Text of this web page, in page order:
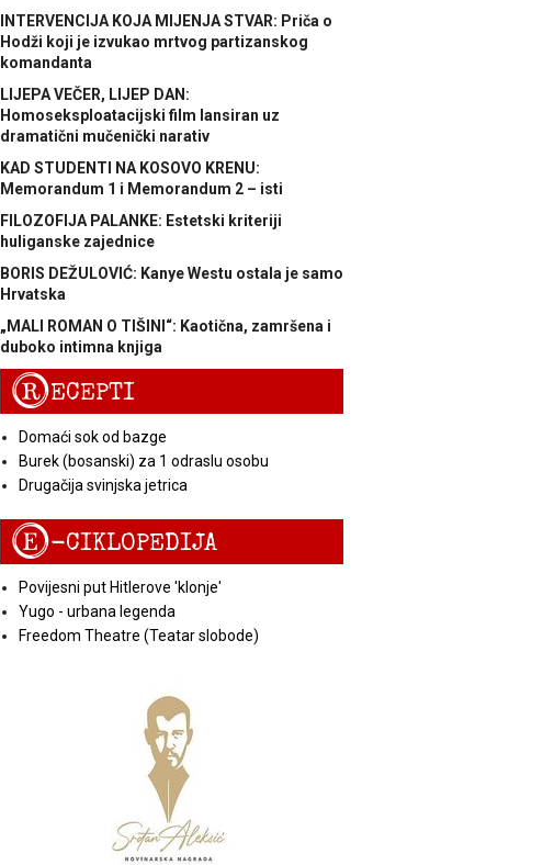
INTERVENCIJA KOJA MIJENJA STVAR: Priča o
Hodži koji je izvukao mrtvog partizanskog
komandanta
LIJEPA VEČER, LIJEP DAN:
Homoseksploatacijski film lansiran uz
dramatični mučenički narativ
KAD STUDENTI NA KOSOVO KRENU:
Memorandum 1 i Memorandum 2 – isti
FILOZOFIJA PALANKE: Estetski kriteriji
huliganske zajednice
BORIS DEŽULOVIĆ: Kanye Westu ostala je samo
Hrvatska
„MALI ROMAN O TIŠINI“: Kaotična, zamršena i
duboko intimna knjiga
RECEPTI
Domaći sok od bazge
Burek (bosanski) za 1 odraslu osobu
Drugačija svinjska jetrica
E-CIKLOPEDIJA
Povijesni put Hitlerove 'klonje'
Yugo - urbana legenda
Freedom Theatre (Teatar slobode)